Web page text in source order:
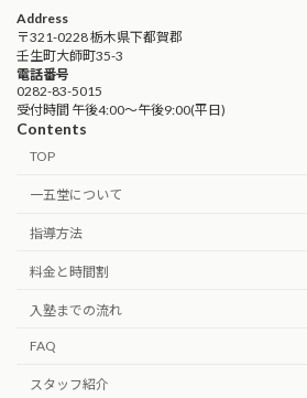
Address
〒321-0228 栃木県下都賀郡
壬生町大師町35-3
電話番号
0282-83-5015
受付時間 午後4:00〜午後9:00(平日)
Contents
TOP
一五堂について
指導方法
料金と時間割
入塾までの流れ
FAQ
スタッフ紹介